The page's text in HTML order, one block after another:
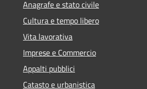
Anagrafe e stato civile
Cultura e tempo libero
Vita lavorativa
Imprese e Commercio
Appalti pubblici
Catasto e urbanistica